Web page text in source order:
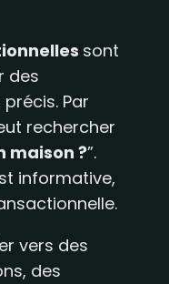
sont
des
Par
rechercher
maison ?”.
informative,
vers des
des